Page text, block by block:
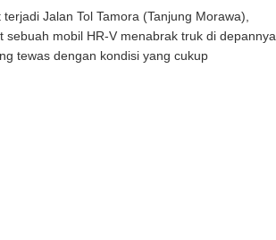
Jalan Tol Tamora (Tanjung Morawa),
sebuah mobil HR-V menabrak truk di depannya,
tewas dengan kondisi yang cukup